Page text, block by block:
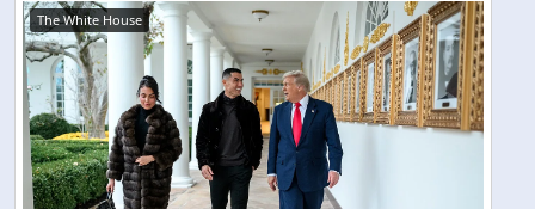
The White House